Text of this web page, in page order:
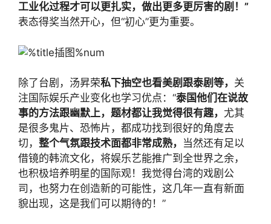
工业化过程才可以更扎实，做出更多更厉害的剧！”
表态得奖当然开心，但“初心”更为重要。
除了台剧，汤昇荣私下抽空也看美剧跟泰剧等， 关
注国际娱乐产业变化也学习优点：“泰国他们在说故
事的方法跟幽默上，题材都让我觉得很有趣， 尤其
是很多鬼片、恐怖片，都成功找到很好的角度去
切， 整个气氛跟技术面都非常成熟， 当然还有足以
借镜的韩流文化，将娱乐艺能推广到全世界之余，
也积极培养明星的国际观！我觉得台湾的戏剧公
司，也努力在创造新的可能性，这几年一直有新面
貌出现，这是我们可以期待的！”